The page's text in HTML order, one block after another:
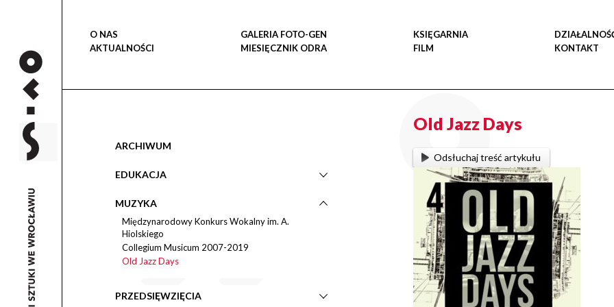
O NAS
AKTUALNOŚCI
GALERIA FOTO-GEN
MIESIĘCZNIK ODRA
KSIĘGARNIA
FILM
KONTAKT
ARCHIWUM
EDUKACJA
MUZYKA
Międzynarodowy Konkurs Wokalny im. A.
Hiolskiego
Collegium Musicum 2007-2019
Old Jazz Days
PRZEDSIĘWZIĘCIA
Old Jazz Days
Odsłuchaj treść artykułu